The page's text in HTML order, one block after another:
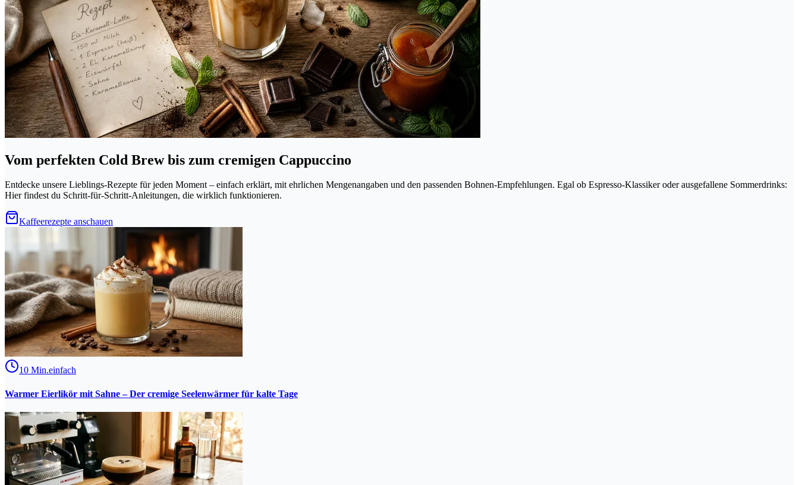
Vom perfekten Cold Brew bis zum cremigen Cappuccino
Entdecke unsere Lieblings-Rezepte für jeden Moment – einfach erklärt, mit ehrlichen Mengenangaben und den passenden Bohnen-Empfehlungen. Egal ob Espresso-Klassiker oder ausgefallene Sommerdrinks:
Hier findest du Schritt-für-Schritt-Anleitungen, die wirklich funktionieren.
Kaffeerezepte anschauen
10 Min.einfach
Warmer Eierlikör mit Sahne – Der cremige Seelenwärmer für kalte Tage